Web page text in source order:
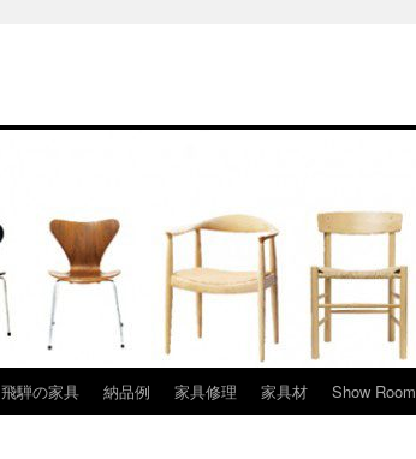
飛騨の家具 納品例 家具修理 家具材 Show Room